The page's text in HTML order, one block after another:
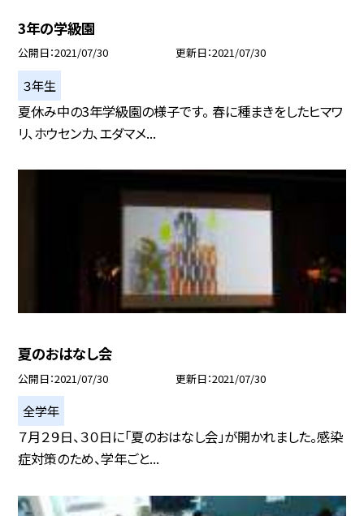
3年の学級園
公開日 2021/07/30 更新日 2021/07/30
３年生
夏休み中の3年学級園の様子です。 春に種まきをしたヒマワ
リ、ホウセンカ、エダマメ...
夏のおはなし会
公開日 2021/07/30 更新日 2021/07/30
全学年
７月２９日、３０日に「夏のおはなし会」が開かれました。感染
症対策のため、学年ごと...